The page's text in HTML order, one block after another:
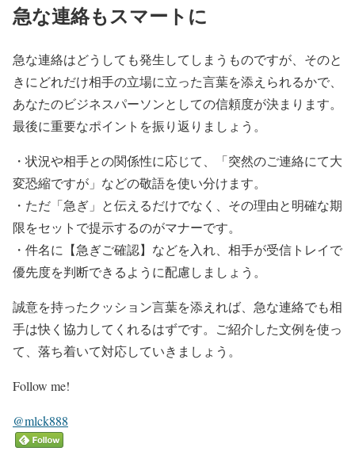
急な連絡もスマートに
急な連絡はどうしても発生してしまうものですが、そのと
きにどれだけ相手の立場に立った言葉を添えられるかで、
あなたのビジネスパーソンとしての信頼度が決まります。
最後に重要なポイントを振り返りましょう。
・状況や相手との関係性に応じて、「突然のご連絡にて大
変恐縮ですが」などの敬語を使い分けます。
・ただ「急ぎ」と伝えるだけでなく、その理由と明確な期
限をセットで提示するのがマナーです。
・件名に【急ぎご確認】などを入れ、相手が受信トレイで
優先度を判断できるように配慮しましょう。
誠意を持ったクッション言葉を添えれば、急な連絡でも相
手は快く協力してくれるはずです。ご紹介した文例を使っ
て、落ち着いて対応していきましょう。
Follow me!
@mlck888